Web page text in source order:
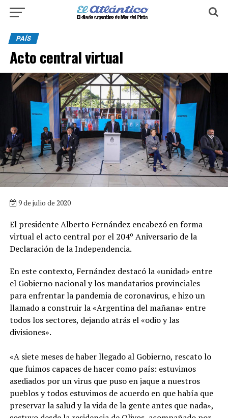
PAÍS
Acto central virtual
9 de julio de 2020
El presidente Alberto Fernández encabezó en forma
virtual el acto central por el 204º Aniversario de la
Declaración de la Independencia.
En este contexto, Fernández destacó la «unidad» entre
el Gobierno nacional y los mandatarios provinciales
para enfrentar la pandemia de coronavirus, e hizo un
llamado a construir la «Argentina del mañana» entre
todos los sectores, dejando atrás el «odio y las
divisiones».
«A siete meses de haber llegado al Gobierno, rescato lo
que fuimos capaces de hacer como país: estuvimos
asediados por un virus que puso en jaque a nuestros
pueblos y todos estuvimos de acuerdo en que había que
preservar la salud y la vida de la gente antes que nada»,